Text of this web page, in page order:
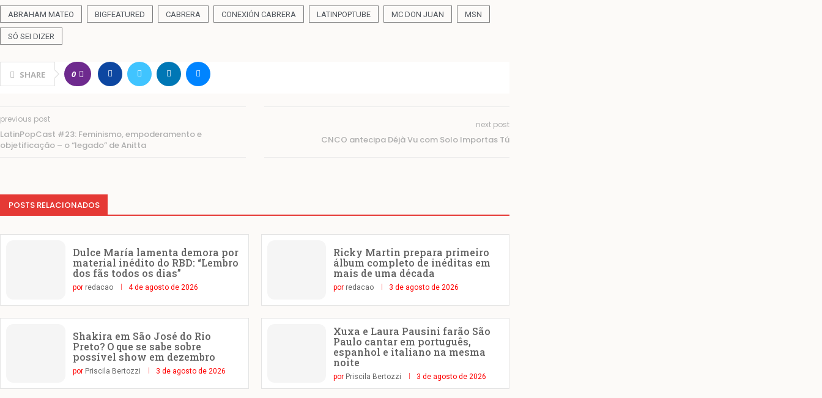
ABRAHAM MATEO BIGFEATURED CABRERA CONEXIÓN CABRERA LATINPOPTUBE MC DON JUAN MSN
SÓ SEI DIZER
SHARE 0
previous post
LatinPopCast #23: Feminismo, empoderamento e
objetificação – o “legado” de Anitta
next post
CNCO antecipa Déjà Vu com Solo Importas Tú
POSTS RELACIONADOS
Dulce María lamenta demora por
material inédito do RBD: “Lembro
dos fãs todos os dias”
por redacao 4 de agosto de 2026
Ricky Martin prepara primeiro
álbum completo de inéditas em
mais de uma década
por redacao 3 de agosto de 2026
Shakira em São José do Rio
Preto? O que se sabe sobre
possível show em dezembro
por Priscila Bertozzi 3 de agosto de 2026
Xuxa e Laura Pausini farão São
Paulo cantar em português,
espanhol e italiano na mesma
noite
por Priscila Bertozzi 3 de agosto de 2026